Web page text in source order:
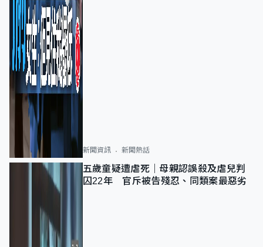
新聞資訊 新聞熱話
五歲童疑遭虐死｜母親認誤殺及虐兒判
囚22年 官斥被告殘忍、同類案最惡劣